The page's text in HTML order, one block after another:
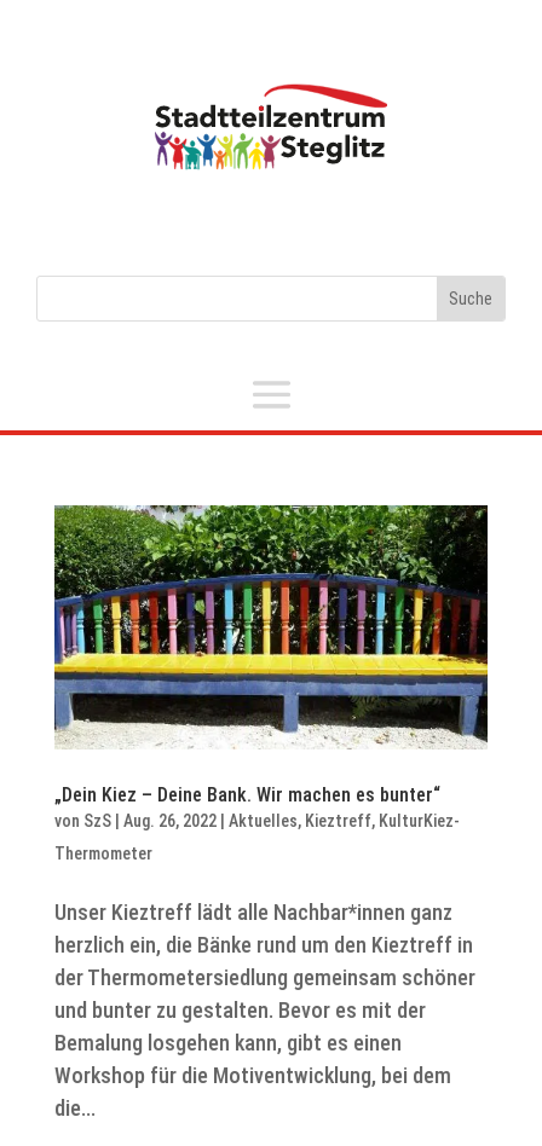
„Dein Kiez – Deine Bank. Wir machen es bunter“
von SzS| Aug. 26, 2022| Aktuelles, Kieztreff, KulturKiez-
Thermometer
Unser Kieztreff lädt alle Nachbar*innen ganz
herzlich ein, die Bänke rund um den Kieztreff in
der Thermometersiedlung gemeinsam schöner
und bunter zu gestalten. Bevor es mit der
Bemalung losgehen kann, gibt es einen
Workshop für die Motiventwicklung, bei dem
die...